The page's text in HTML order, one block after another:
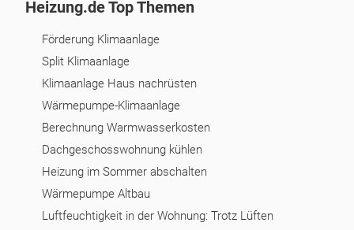
Heizung.de Top Themen
Förderung Klimaanlage
Split Klimaanlage
Klimaanlage Haus nachrüsten
Wärmepumpe-Klimaanlage
Berechnung Warmwasserkosten
Dachgeschosswohnung kühlen
Heizung im Sommer abschalten
Wärmepumpe Altbau
Luftfeuchtigkeit in der Wohnung: Trotz Lüften